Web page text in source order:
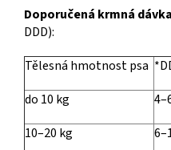
Doporučená krmná dávka
DDD):
Tělesná hmotnost psa
do 10 kg
10–20 kg